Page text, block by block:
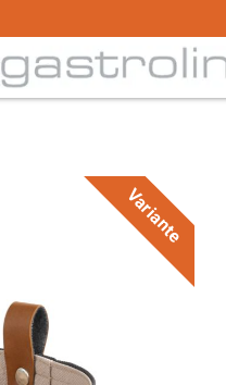
Variante